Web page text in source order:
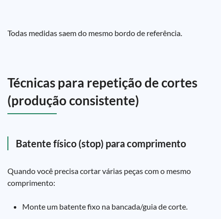
Todas medidas saem do mesmo bordo de referência.
Técnicas para repetição de cortes
(produção consistente)
Batente físico (stop) para comprimento
Quando você precisa cortar várias peças com o mesmo
comprimento:
Monte um batente fixo na bancada/guia de corte.